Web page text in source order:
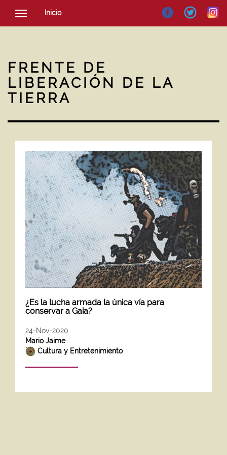
Inicio
SOCIEDAD
NOTICIAS
FRENTE DE
LIBERACIÓN DE LA
TIERRA
¿Es la lucha armada la única vía para
conservar a Gaia?
24-Nov-2020
Mario Jaime
Cultura y Entretenimiento